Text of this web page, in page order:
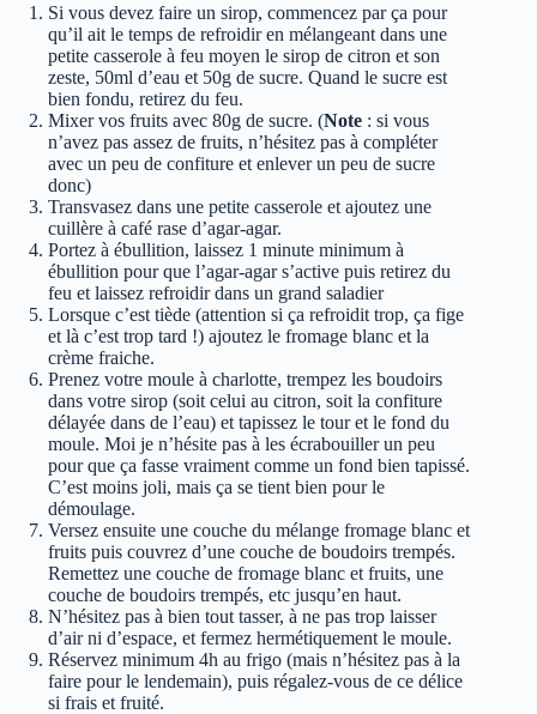
Si vous devez faire un sirop, commencez par ça pour
qu’il ait le temps de refroidir en mélangeant dans une
petite casserole à feu moyen le sirop de citron et son
zeste, 50ml d’eau et 50g de sucre. Quand le sucre est
bien fondu, retirez du feu.
Mixer vos fruits avec 80g de sucre. (Note : si vous
n’avez pas assez de fruits, n’hésitez pas à compléter
avec un peu de confiture et enlever un peu de sucre
donc)
Transvasez dans une petite casserole et ajoutez une
cuillère à café rase d’agar-agar.
Portez à ébullition, laissez 1 minute minimum à
ébullition pour que l’agar-agar s’active puis retirez du
feu et laissez refroidir dans un grand saladier
Lorsque c’est tiède (attention si ça refroidit trop, ça fige
et là c’est trop tard !) ajoutez le fromage blanc et la
crème fraiche.
Prenez votre moule à charlotte, trempez les boudoirs
dans votre sirop (soit celui au citron, soit la confiture
délayée dans de l’eau) et tapissez le tour et le fond du
moule. Moi je n’hésite pas à les écrabouiller un peu
pour que ça fasse vraiment comme un fond bien tapissé.
C’est moins joli, mais ça se tient bien pour le
démoulage.
Versez ensuite une couche du mélange fromage blanc et
fruits puis couvrez d’une couche de boudoirs trempés.
Remettez une couche de fromage blanc et fruits, une
couche de boudoirs trempés, etc jusqu’en haut.
N’hésitez pas à bien tout tasser, à ne pas trop laisser
d’air ni d’espace, et fermez hermétiquement le moule.
Réservez minimum 4h au frigo (mais n’hésitez pas à la
faire pour le lendemain), puis régalez-vous de ce délice
si frais et fruité.